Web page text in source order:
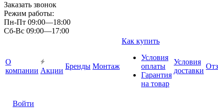
Заказать звонок
Режим работы:
Пн-Пт 09:00—18:00
Сб-Вс 09:00—17:00
О
компании Акции
Бренды Монтаж
Как купить
Условия
оплаты
Гарантия
на товар
Условия
доставки
Войти